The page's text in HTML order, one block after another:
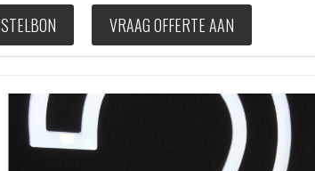
VRAAG OFFERTE AAN